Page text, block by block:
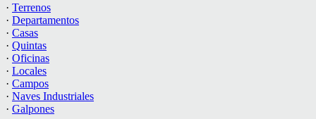
· Terrenos
· Departamentos
· Casas
· Quintas
· Oficinas
· Locales
· Campos
· Naves Industriales
· Galpones